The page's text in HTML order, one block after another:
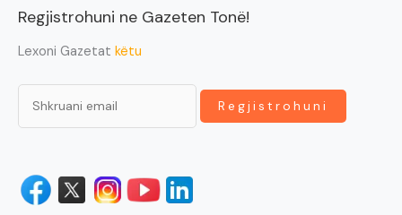
Regjistrohuni ne Gazeten Tonë!
Lexoni Gazetat këtu